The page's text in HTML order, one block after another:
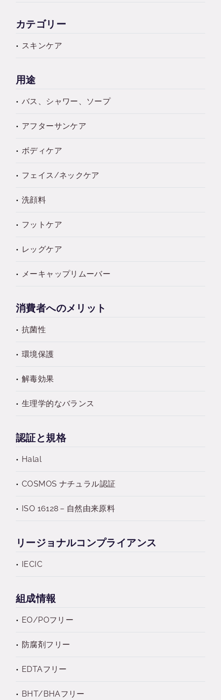
カテゴリー
スキンケア
用途
バス、シャワー、ソープ
アフターサンケア
ボディケア
フェイス/ネックケア
洗顔料
フットケア
レッグケア
メーキャップリムーバー
消費者へのメリット
抗菌性
環境保護
解毒効果
生理学的なバランス
認証と規格
Halal
COSMOS ナチュラル認証
ISO 16128－自然由来原料
リージョナルコンプライアンス
IECIC
組成情報
EO/POフリー
防腐剤フリー
EDTAフリー
BHT/BHAフリー